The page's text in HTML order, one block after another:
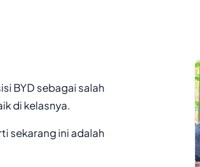
BYD sebagai salah
di kelasnya.
sekarang ini adalah